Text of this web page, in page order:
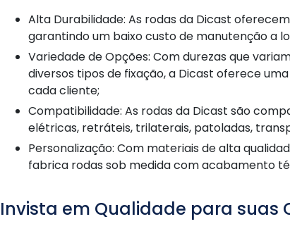
Alta Durabilidade: As rodas da Dicast oferecem até 5 vezes mais durabilidade do que rodas convencionais,
garantindo um baixo custo de manutenção a
Variedade de Opções: Com durezas que variam de 70 Shore A a 75 Shore D, diâmetros de 60 mm a 800 mm e
diversos tipos de fixação, a Dicast oferece
cada cliente;
Compatibilidade: As rodas da Dicast são compatibles com uma variedade de empilhadeiras, incluindo
elétricas, retráteis, trilaterais, patoladas,
Personalização: Com materiais de alta qualidade, como Vulkollan, Vulkoflex e poliuretano importado, a Dicast
fabrica rodas sob medida com acabamento
Invista em Qualidade para suas